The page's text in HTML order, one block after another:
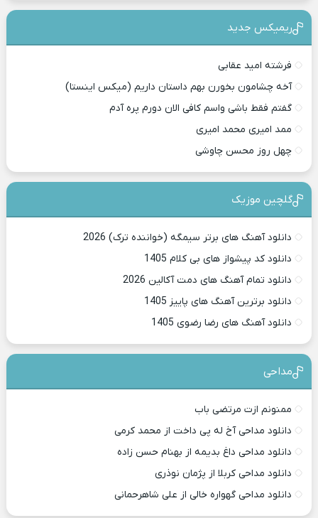
ریمیکس جدید
فرشته امید عقابی
آخه چشامون بخورن بهم داستان داریم (میکس اینستا)
گفتم فقط باشی واسم کافی الان دورم پره آدم
ممد امیری محمد امیری
چهل روز محسن چاوشی
گلچین موزیک
دانلود آهنگ های برتر سیمگه (خواننده ترک) 2026
دانلود کد پیشواز های بی کلام 1405
دانلود تمام آهنگ های دمت آکالین 2026
دانلود برترین آهنگ های پاییز 1405
دانلود آهنگ های رضا رضوی 1405
مداحی
ممنونم ازت مرتضی باب
دانلود مداحی آخ له پی داخت از محمد کرمی
دانلود مداحی داغ بدیمه از بهنام حسن زاده
دانلود مداحی کربلا از پژمان نوذری
دانلود مداحی گهواره خالی از علی شاهرحمانی